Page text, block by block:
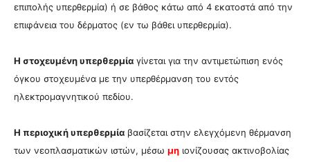
επιπολής υπερθερμία) ή σε βάθος κάτω από 4 εκατοστά από την
επιφάνεια του δέρματος (εν τω βάθει υπερθερμία).
Η στοχευμένη υπερθερμία γίνεται για την αντιμετώπιση ενός
όγκου στοχευμένα με την υπερθέρμανση του εντός
ηλεκτρομαγνητικού πεδίου.
Η περιοχική υπερθερμία βασίζεται στην ελεγχόμενη θέρμανση
των νεοπλασματικών ιστών, μέσω μη ιονίζουσας ακτινοβολίας